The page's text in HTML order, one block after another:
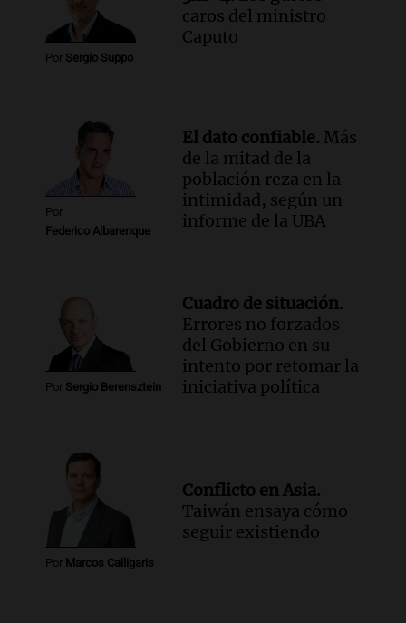
Audio.Chile planteó mejorar la
conectividad fronteriza, aérea y digital
con Jujuy
Por Sergio Suppo
caros del ministro
Caputo
Por
Federico Albarenque
El dato confiable. Más
de la mitad de la
población reza en la
intimidad, según un
informe de la UBA
Por Sergio Berensztein
Cuadro de situación.
Errores no forzados
del Gobierno en su
intento por retomar la
iniciativa política
Por Marcos Calligaris
Conflicto en Asia.
Taiwán ensaya cómo
seguir existiendo